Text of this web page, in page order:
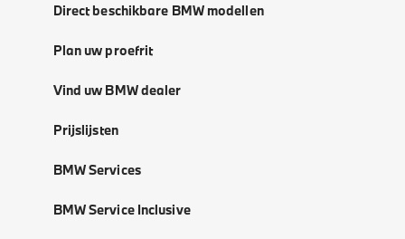
Direct beschikbare BMW modellen
Plan uw proefrit
Vind uw BMW dealer
Prijslijsten
BMW Services
BMW Service Inclusive